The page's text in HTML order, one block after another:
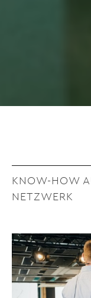
KNOW-HOW
NETZWERK